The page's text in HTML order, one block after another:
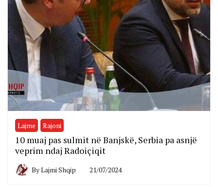
Lajme Rajoni
10 muaj pas sulmit në Banjskë, Serbia pa asnjë
veprim ndaj Radoiçiqit
ByLajmi Shqip 21/07/2024